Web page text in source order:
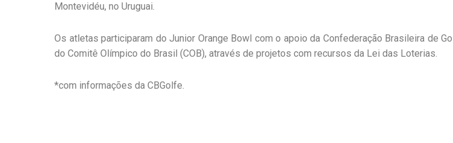
Montevidéu, no Uruguai.
Os atletas participaram do Junior Orange Bowl com o apoio da Confederação Brasileira de
do Comitê Olímpico do Brasil (COB), através de projetos com recursos da Lei das Loterias.
*com informações da CBGolfe.